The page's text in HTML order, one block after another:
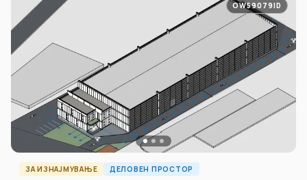
OW59079ID
ЗА ИЗНАЈМУВАЊЕ ДЕЛОВЕН ПРОСТОР